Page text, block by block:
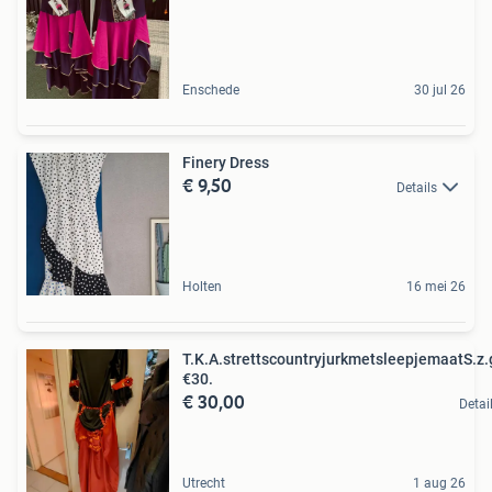
Enschede 30 jul 26
Finery Dress
€ 9,50 Details
Holten 16 mei 26
€30.
€ 30,00
Utrecht 1 aug 26